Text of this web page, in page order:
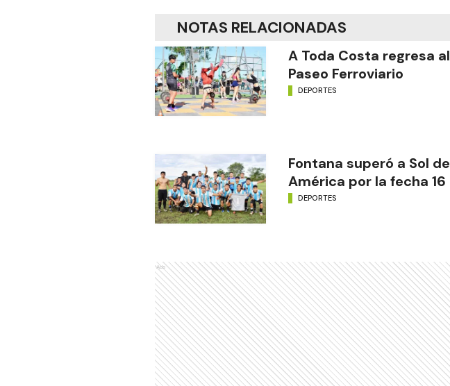
NOTAS RELACIONADAS
A Toda Costa regresa al
Paseo Ferroviario
DEPORTES
Fontana superó a Sol de
América por la fecha 16
DEPORTES
Ads